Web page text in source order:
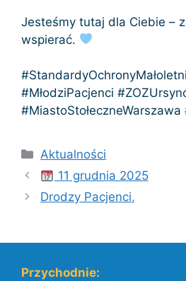
Jesteśmy tutaj dla Ciebie –
wspierać.
#MłodziPacjenci
Kategorie
Aktualności
11 grudnia 2025
Drodzy Pacjenci,
Przychodnie: